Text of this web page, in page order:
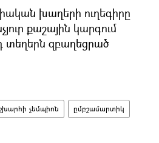
խաղերի ուղեգիրը
քաշային կարգում
տեղերն զբաղեցրած
չեմպիոն ըմբշամարտիկ